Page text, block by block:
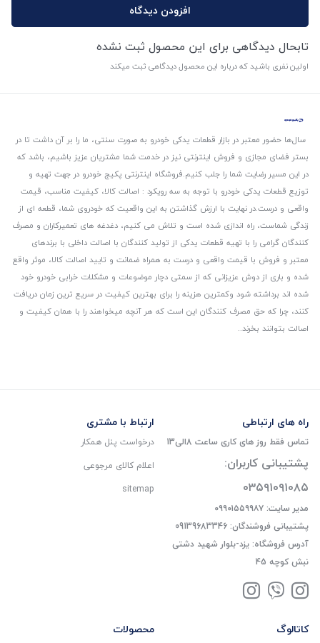
افزودن دیدگاه
تابحال دیدگاهی برای این محصول ثبت نشده
اولین نفری باشید که درباره این محصول دیدگاهی ثبت میکند
سال‌ها حضور معتبر در بازار قطعات یدکی خودرو به صورت سنتی، ما را بر آن داشت تا در
بستر فضای مجازی و فروش اینترنتی نیز در خدمت شما مشتریان عزیز باشیم، باشد که
در این مسیر رضایت شما را جلب کنیم.فروشگاه اینترنتی پکیج خودرو در جهت تهیه و
توزیع قطعات یدکی خودرو با توجه به سه رویکرد : اصالت کالا، کیفیت مناسب، قیمت
واقعی و درست.در نهایت با ارزش گذاشتن به این واقعیت که خودروی شما، قطعه ای از
زندگی شماست، راه اندازی شده است و تلاش می کنیم، دغدغه های تعمیرکاران و مصرف
کنندگان گرامی را با تهیه قطعات یدکی از تولید کنندگان با اصالت داخلی با برندهای
معتبر و فروش با قیمت واقعی و درست به همراه ضمانت و تایید اصالت کالا، موثر واقع
شده و باری از دوش عزیزانی که از سمتی دچار موضوعات و مشکلات خرابی خودرو خود
شده اند برداشته شود و‌کمترین هزینه را برای بهترین کیفیت در سریع ترین زمان دریافت
کنند، چرا که حق مصرف کنندگان این است که هر آنچه میخواهند را با همان کیفیت و
اصالت بتوانند بخرند..
راه های ارتباطی
تماس فقط روز های کاری ساعت 8الی13
پشتیبانی کاربران:
۰۳۵۹۱۰۹۱۰۸۵
مدیر سایت: ۰۹۹۰۱۵۵۹۹۸۷
پشتیبانی فروشندگان: 09139683346
آدرس فروشگاه: یزد-بلوار شهید دشتی
نبش کوچه 45
ارتباط با مشتری
درخواست پنل همکار
اعلام کالای مرجوعی
sitemap
کاتالوگ محصولات